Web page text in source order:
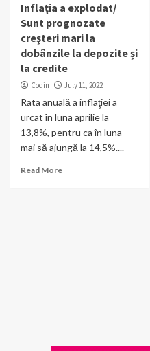
Inflaţia a explodat/
Sunt prognozate
creşteri mari la
dobânzile la depozite și
la credite
Codin July 11, 2022
Rata anuală a inflaţiei a
urcat în luna aprilie la
13,8%, pentru ca în luna
mai să ajungă la 14,5%....
Read More